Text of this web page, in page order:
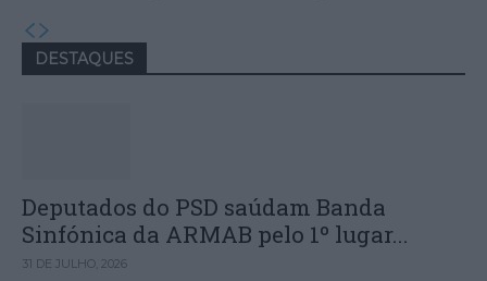
DESTAQUES
Deputados do PSD saúdam Banda
Sinfónica da ARMAB pelo 1º lugar...
31 DE JULHO, 2026